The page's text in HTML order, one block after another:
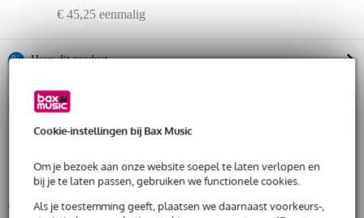
Cookie-instellingen bij Bax Music
Om je bezoek aan onze website soepel te laten verlopen en
bij je te laten passen, gebruiken we functionele cookies.
Als je toestemming geeft, plaatsen we daarnaast voorkeurs-,
€ 45,25 eenmalig
% Huur dit product
Huur dit product al vanaf 65 euro per maand
Huur meerdere producten tegelijk: min. € 300,- en max.
€ 2.500,-
Al na 4 maanden maandelijks opzegbaar
De mogelijkheid om je product(en) met korting te kopen
Snelle vervanging door Bax Music bij een defect
Productinformatie
product type: podiumdoek
materiaal: 100% katoen
Bekijk alle productspecificaties